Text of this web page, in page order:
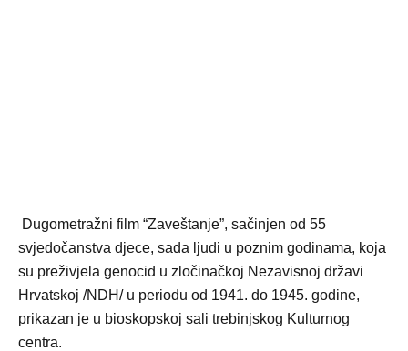
Dugometražni film “Zaveštanje”, sačinjen od 55
svjedočanstva djece, sada ljudi u poznim godinama, koja
su preživjela genocid u zločinačkoj Nezavisnoj državi
Hrvatskoj /NDH/ u periodu od 1941. do 1945. godine,
prikazan je u bioskopskoj sali trebinjskog Kulturnog
centra.